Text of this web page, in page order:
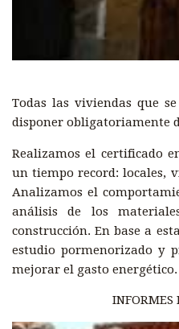
Todas las viviendas que
disponer obligatoriamente
Realizamos el certificado
un tiempo record: locales,
Analizamos el
análisis de los
construcción. En base a
estudio pormenorizado y
mejorar el gasto energético.
INFORMES